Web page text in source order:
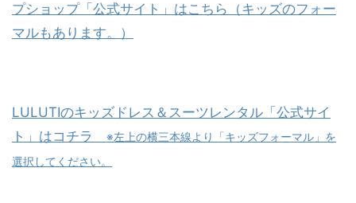
プショップ「公式サイト」はこちら（キッズのフォー
マルもあります。）
LULUTIのキッズドレス＆スーツレンタル「公式サイ
ト」はコチラ
※左上の横三本線より「キッズフォーマル」を
選択してください。